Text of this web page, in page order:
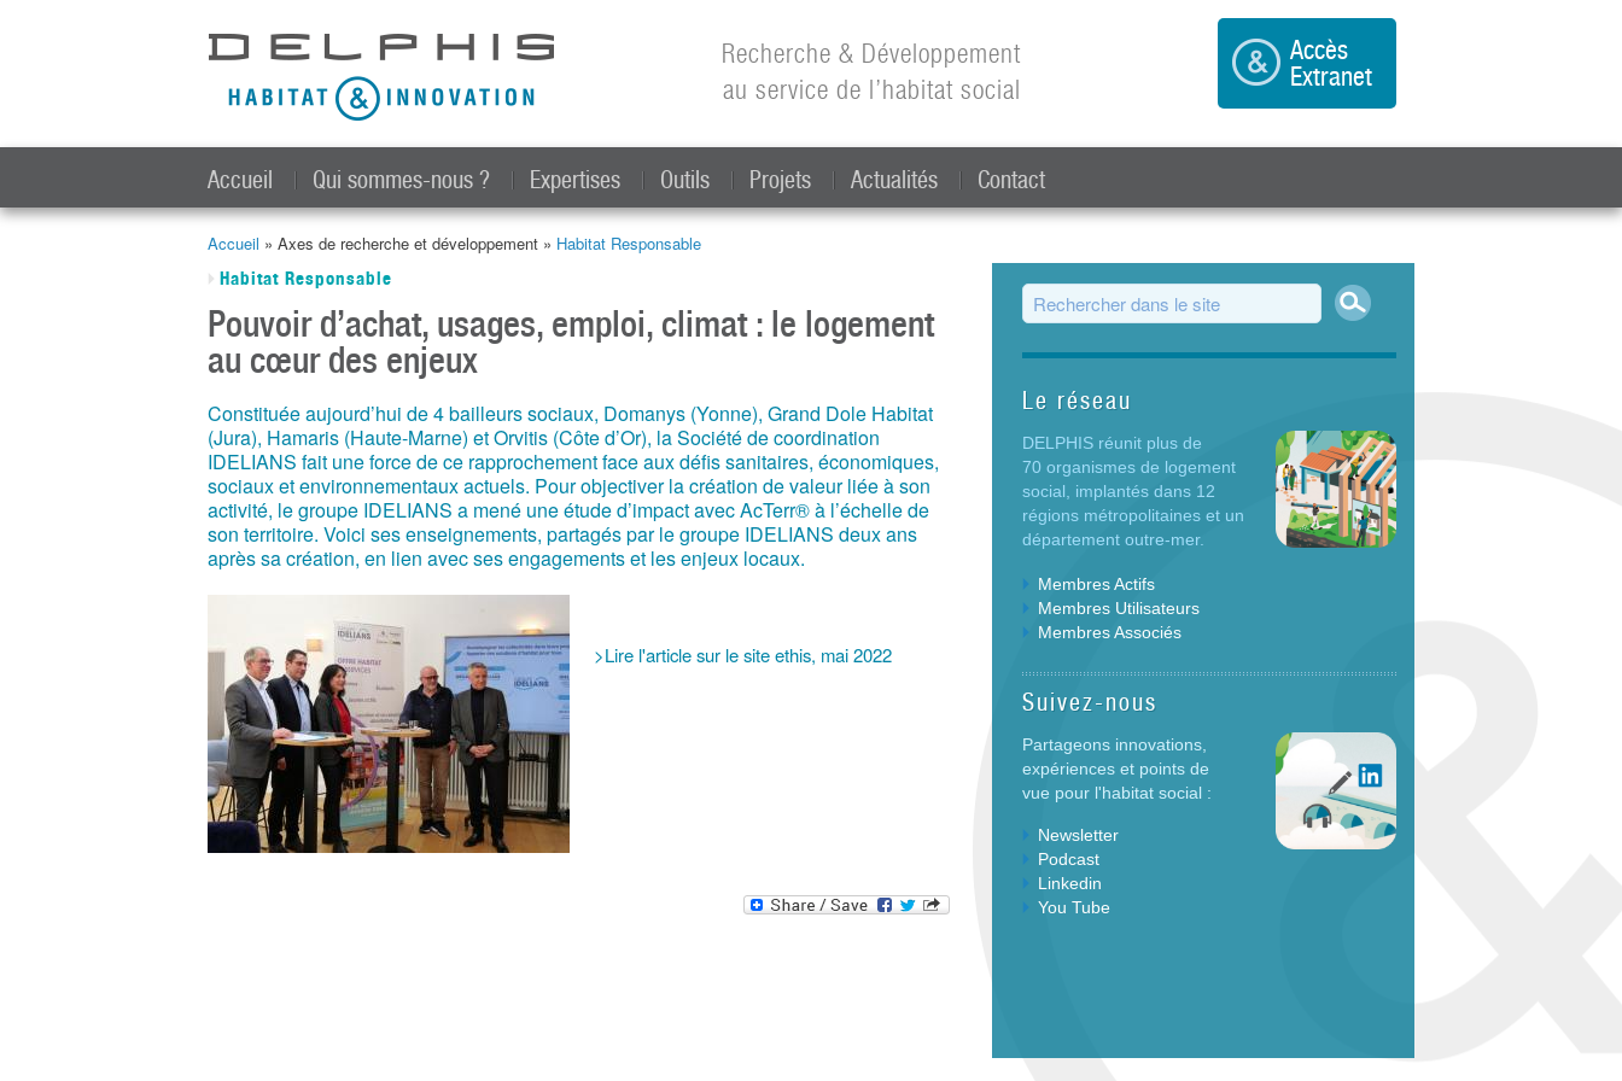
contenu
principal
Recherche & Développement
au service de l’habitat social
Accès
Extranet
Accueil Qui sommes-nous ? Expertises Outils Projets Actualités Contact
Vous êtes ici
Accueil » Axes de recherche et développement » Habitat Responsable
Habitat Responsable
Pouvoir d’achat, usages, emploi, climat : le logement
au cœur des enjeux
Constituée aujourd’hui de 4 bailleurs sociaux, Domanys (Yonne), Grand Dole Habitat
(Jura), Hamaris (Haute-Marne) et Orvitis (Côte d’Or), la Société de coordination
IDELIANS fait une force de ce rapprochement face aux défis sanitaires, économiques,
sociaux et environnementaux actuels. Pour objectiver la création de valeur liée à son
activité, le groupe IDELIANS a mené une étude d’impact avec AcTerr® à l’échelle de
son territoire. Voici ses enseignements, partagés par le groupe IDELIANS deux ans
après sa création, en lien avec ses engagements et les enjeux locaux.
>Lire l'article sur le site ethis, mai 2022
Formulaire de recherche
Rechercher
Le réseau
DELPHIS réunit plus de
70 organismes de logement
social, implantés dans 12
régions métropolitaines et un
département outre-mer.
Membres Actifs
Membres Utilisateurs
Membres Associés
Suivez-nous
Partageons innovations,
expériences et points de
vue pour l'habitat social :
Newsletter
Podcast
Linkedin
You Tube